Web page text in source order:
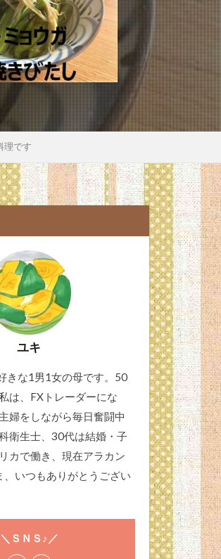
理です
ユキ
きな1男1女の母です。50
は、FXトレーダーにな
婦をしながら毎日奮闘中
衛生士、30代は結婚・子
カで働き、現在アラカン
、いつもありがとうござい
＼ＳＮＳ♪／